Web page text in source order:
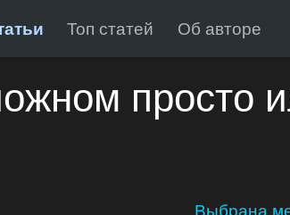
Топ статей Об авторе
просто
Выбрана